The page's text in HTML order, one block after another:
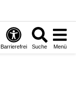
Barrierefrei Suche Menü